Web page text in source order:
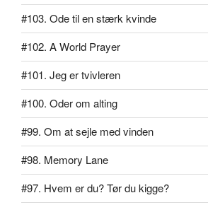
#103. Ode til en stærk kvinde
#102. A World Prayer
#101. Jeg er tvivleren
#100. Oder om alting
#99. Om at sejle med vinden
#98. Memory Lane
#97. Hvem er du? Tør du kigge?